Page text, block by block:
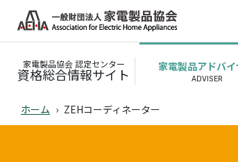
家電製品協会 認定センター
資格総合情報サイト 家電製品アドバ
ホーム ZEHコーディネーター